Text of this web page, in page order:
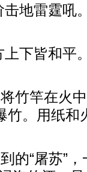
击地雷霆吼
下皆和平
竹竿在火
竹。用纸
的“屠苏”